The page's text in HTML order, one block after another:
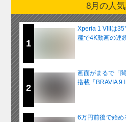
8月の人
1
Xperia 1 VIIIは
種で4K動画の連
2
画面がまるで「
搭載「BRAVIA 9
6万円前後で始め